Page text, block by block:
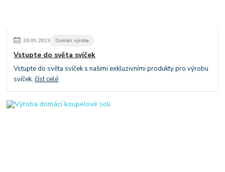
26.09.2023 Domácí výroba
Vstupte do světa svíček
Vstupte do světa svíček s našimi exkluzivními produkty pro výrobu
svíček.číst celé